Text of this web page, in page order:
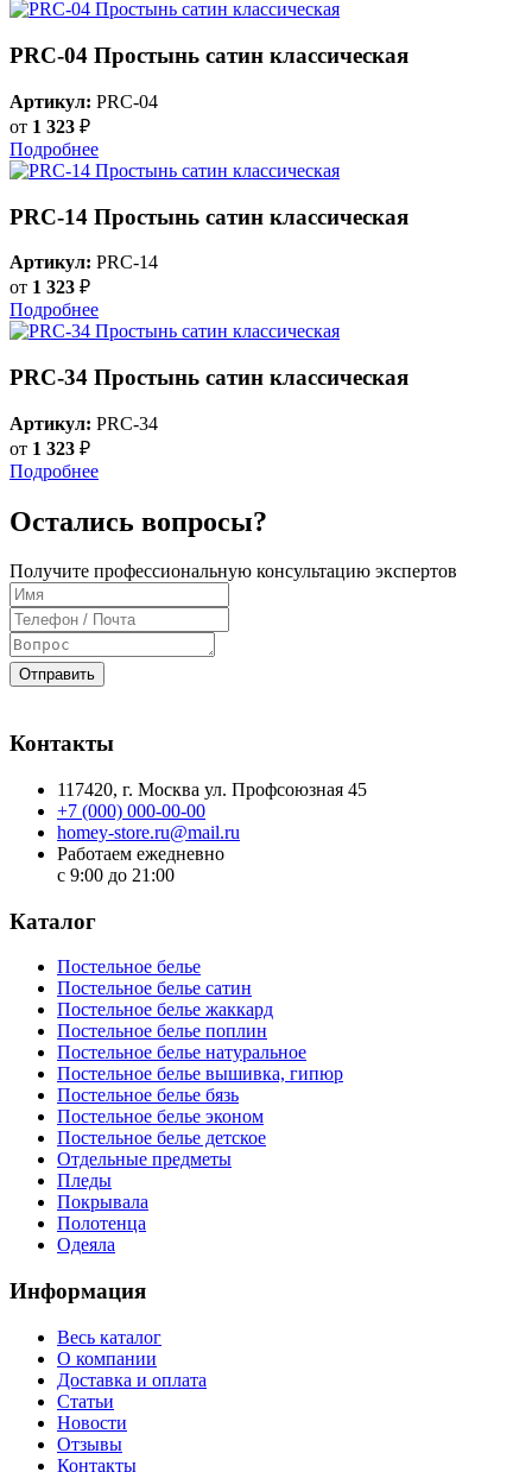
PRC-04 Простынь сатин классическая
Артикул: PRC-04
от 1 323 ₽
Подробнее
PRC-14 Простынь сатин классическая
Артикул: PRC-14
от 1 323 ₽
Подробнее
PRC-34 Простынь сатин классическая
Артикул: PRC-34
от 1 323 ₽
Подробнее
Остались вопросы?
Получите профессиональную консультацию экспертов
Отправить
Контакты
117420, г. Москва ул. Профсоюзная 45
+7 (000) 000-00-00
homey-store.ru@mail.ru
Работаем ежедневно
с 9:00 до 21:00
Каталог
Постельное белье
Постельное белье сатин
Постельное белье жаккард
Постельное белье поплин
Постельное белье натуральное
Постельное белье вышивка, гипюр
Постельное белье бязь
Постельное белье эконом
Постельное белье детское
Отдельные предметы
Пледы
Покрывала
Полотенца
Одеяла
Информация
Весь каталог
О компании
Доставка и оплата
Статьи
Новости
Отзывы
Контакты